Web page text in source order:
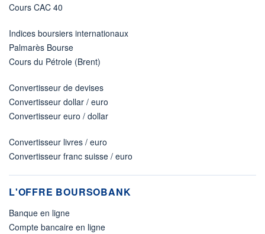
Cours CAC 40
Indices boursiers internationaux
Palmarès Bourse
Cours du Pétrole (Brent)
Convertisseur de devises
Convertisseur dollar / euro
Convertisseur euro / dollar
Convertisseur livres / euro
Convertisseur franc suisse / euro
L'OFFRE BOURSOBANK
Banque en ligne
Compte bancaire en ligne